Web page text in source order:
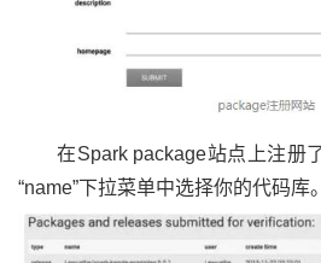
在Spark package站点上注册
“name”下拉菜单中选择你的代码库。